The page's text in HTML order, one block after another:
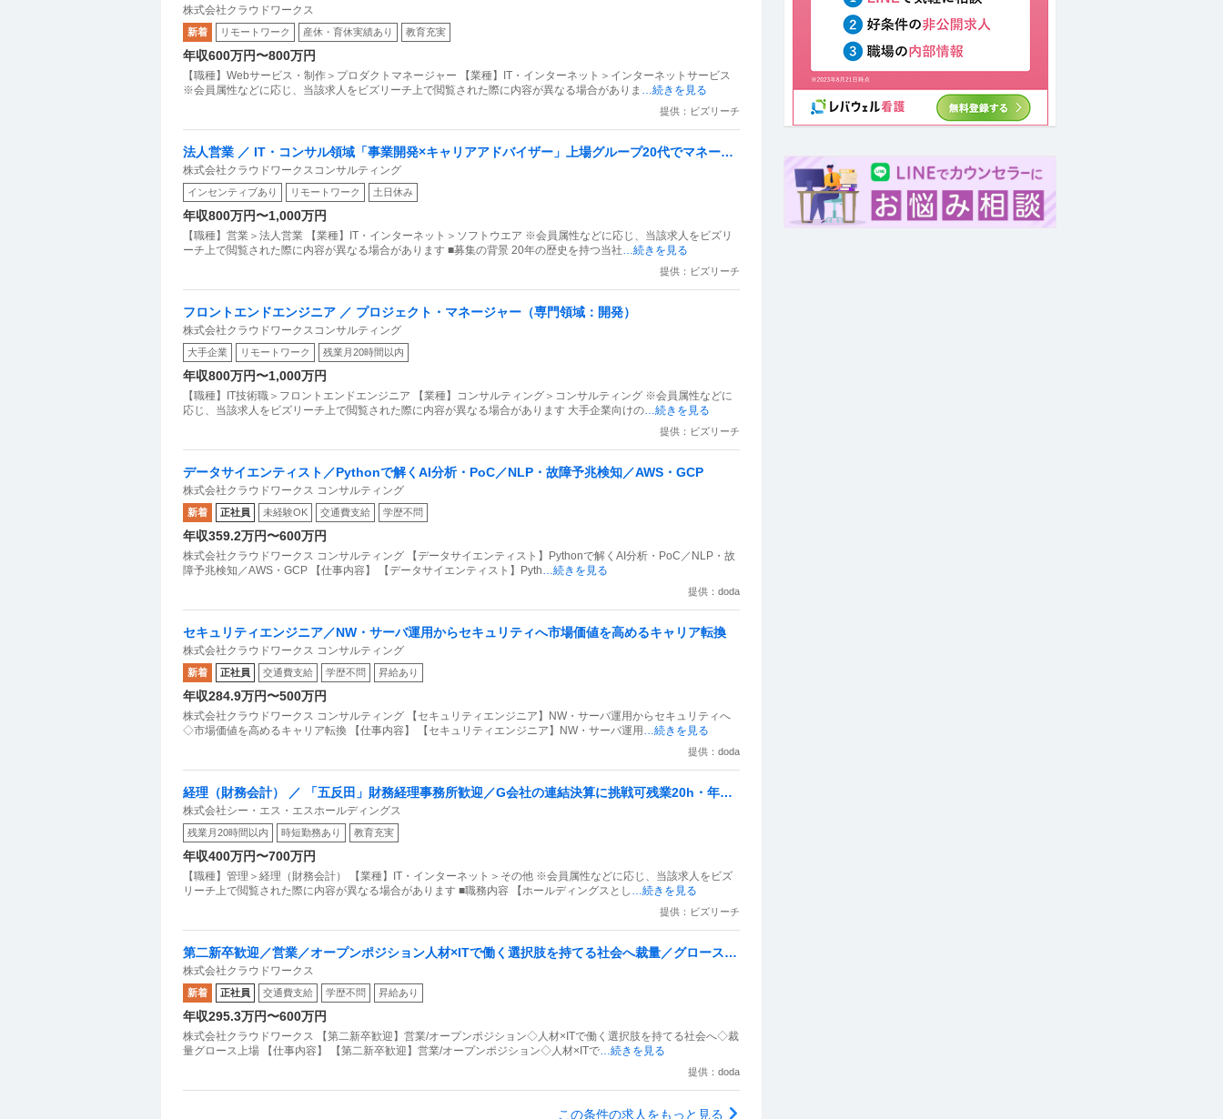
株式会社クラウドワークス
新着 リモートワーク 産休・育休実績あり 教育充実
年収600万円〜800万円
【職種】Webサービス・制作＞プロダクトマネージャー 【業種】IT・インターネット＞インターネットサービス
※会員属性などに応じ、当該求人をビズリーチ上で閲覧された際に内容が異なる場合がありま …続きを見る
提供：ビズリーチ
法人営業 ／ IT・コンサル領域「事業開発×キャリアアドバイザー」上場グループ20代でマネージ
ャー実績
株式会社クラウドワークスコンサルティング
インセンティブあり リモートワーク 土日休み
年収800万円〜1,000万円
【職種】営業＞法人営業 【業種】IT・インターネット＞ソフトウエア ※会員属性などに応じ、当該求人をビズリ
ーチ上で閲覧された際に内容が異なる場合があります ■募集の背景 20年の歴史を持つ当社…続きを見る
提供：ビズリーチ
フロントエンドエンジニア ／ プロジェクト・マネージャー（専門領域：開発）
株式会社クラウドワークスコンサルティング
大手企業 リモートワーク 残業月20時間以内
年収800万円〜1,000万円
【職種】IT技術職＞フロントエンドエンジニア 【業種】コンサルティング＞コンサルティング ※会員属性などに
応じ、当該求人をビズリーチ上で閲覧された際に内容が異なる場合があります 大手企業向けの…続きを見る
提供：ビズリーチ
データサイエンティスト／Pythonで解くAI分析・PoC／NLP・故障予兆検知／AWS・GCP
株式会社クラウドワークス コンサルティング
新着 正社員 未経験OK 交通費支給 学歴不問
年収359.2万円〜600万円
株式会社クラウドワークス コンサルティング 【データサイエンティスト】Pythonで解くAI分析・PoC／NLP・故
障予兆検知／AWS・GCP 【仕事内容】 【データサイエンティスト】Pyth…続きを見る
提供：doda
セキュリティエンジニア／NW・サーバ運用からセキュリティへ市場価値を高めるキャリア転換
株式会社クラウドワークス コンサルティング
新着 正社員 交通費支給 学歴不問 昇給あり
年収284.9万円〜500万円
株式会社クラウドワークス コンサルティング 【セキュリティエンジニア】NW・サーバ運用からセキュリティへ
◇市場価値を高めるキャリア転換 【仕事内容】 【セキュリティエンジニア】NW・サーバ運用 …続きを見る
提供：doda
経理（財務会計） ／ 「五反田」財務経理事務所歓迎／G会社の連結決算に挑戦可残業20h・年休1
26日独立系Sier
株式会社シー・エス・エスホールディングス
残業月20時間以内 時短勤務あり 教育充実
年収400万円〜700万円
【職種】管理＞経理（財務会計） 【業種】IT・インターネット＞その他 ※会員属性などに応じ、当該求人をビズ
リーチ上で閲覧された際に内容が異なる場合があります ■職務内容 【ホールディングスとし …続きを見る
提供：ビズリーチ
第二新卒歓迎／営業／オープンポジション人材×ITで働く選択肢を持てる社会へ裁量／グロース上
場
株式会社クラウドワークス
新着 正社員 交通費支給 学歴不問 昇給あり
年収295.3万円〜600万円
株式会社クラウドワークス 【第二新卒歓迎】営業/オープンポジション◇人材×ITで働く選択肢を持てる社会へ◇裁
量グロース上場 【仕事内容】 【第二新卒歓迎】営業/オープンポジション◇人材×ITで…続きを見る
提供：doda
この条件の求人をもっと見る